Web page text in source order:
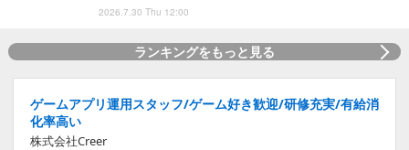
2026.7.30 Thu 12:00
ランキングをもっと見る
ゲームアプリ運用スタッフ/ゲーム好き歓迎/研修充実/有給消
化率高い
株式会社Creer